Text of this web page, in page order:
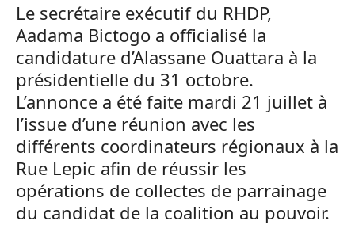
Le secrétaire exécutif du RHDP,
Aadama Bictogo a officialisé la
candidature d’Alassane Ouattara à la
présidentielle du 31 octobre.
L’annonce a été faite mardi 21 juillet à
l’issue d’une réunion avec les
différents coordinateurs régionaux à la
Rue Lepic afin de réussir les
opérations de collectes de parrainage
du candidat de la coalition au pouvoir.